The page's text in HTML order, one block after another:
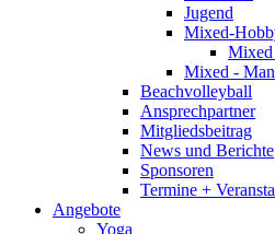
Jugend
Mixed-
Mixed
Mixed -
Beachvolleyball
Ansprechpartner
Mitgliedsbeitrag
News und Berichte
Sponsoren
Termine +
Angebote
Yoga